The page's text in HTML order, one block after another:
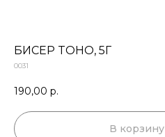
БИСЕР TOHO, 5Г
0031
190,00 р.
В корзину